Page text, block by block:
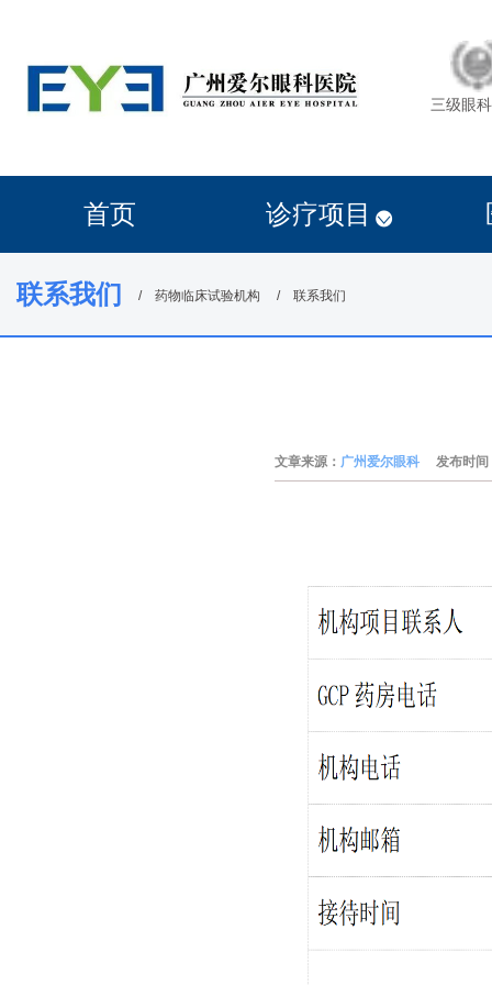
三级眼
首页 诊疗项目
联系我们 药物临床试验机构 联系我们
文章来源： 广州爱尔眼科 发布时间